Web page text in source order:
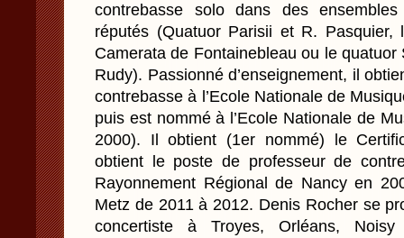
contrebasse solo dans des
réputés (Quatuor Parisii et R. Pasquier,
Camerata de Fontainebleau ou le
Rudy). Passionné d’enseignement, il
contrebasse à l’Ecole Nationale de
puis est nommé à l’Ecole Nationale de
2000). Il obtient (1er nommé) le
obtient le poste de professeur de
Rayonnement Régional de Nancy en
Metz de 2011 à 2012. Denis Rocher se
concertiste à Troyes, Orléans,